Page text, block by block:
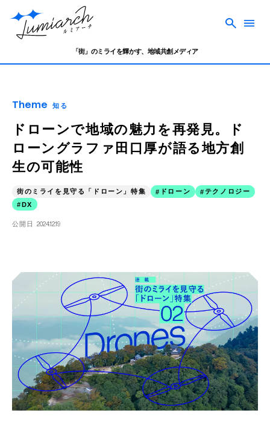
「街」のミライを輝かす、地域共創メディア
Theme 知る
ドローンで地域の魅力を再発見。ド
ローングラファ田口厚が語る地方創
生の可能性
街のミライを見守る「ドローン」特集 ドローン
テクノロジー
DX
公開日 2024.12.19